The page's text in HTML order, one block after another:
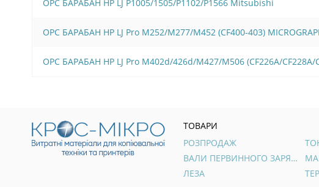
OPC БАРАБАН HP LJ P1005/1505/Р1102/Р1566 Mitsubishi
OPC БАРАБАН HP LJ Pro M252/M277/M452 (CF400-403)
OPC БАРАБАН HP LJ Pro M402d/426d/M427/M506 (CF226A/CF228A/
ТОВАРИ
РОЗПРОДАЖ
ВАЛИ ПЕРВИННОГО ЗАРЯДУ
ЛЕЗА